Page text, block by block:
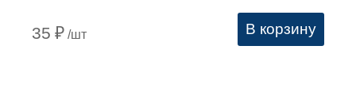
35 ₽ /шт В корзину